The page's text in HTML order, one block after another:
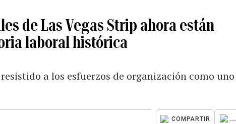
de Las Vegas Strip ahora están
laboral histórica
a los esfuerzos de organización como uno
COMPARTIR ...